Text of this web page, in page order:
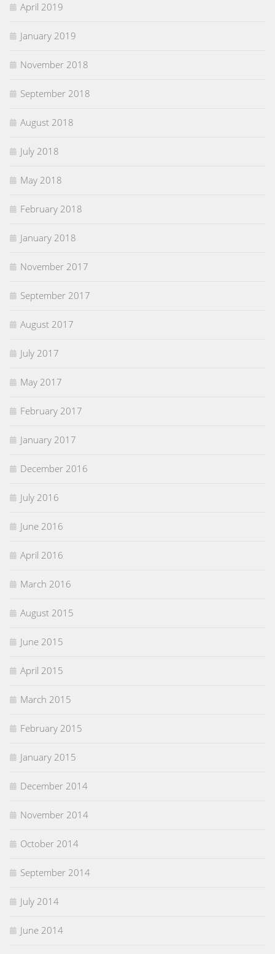
April 2019
January 2019
November 2018
September 2018
August 2018
July 2018
May 2018
February 2018
January 2018
November 2017
September 2017
August 2017
July 2017
May 2017
February 2017
January 2017
December 2016
July 2016
June 2016
April 2016
March 2016
August 2015
June 2015
April 2015
March 2015
February 2015
January 2015
December 2014
November 2014
October 2014
September 2014
July 2014
June 2014